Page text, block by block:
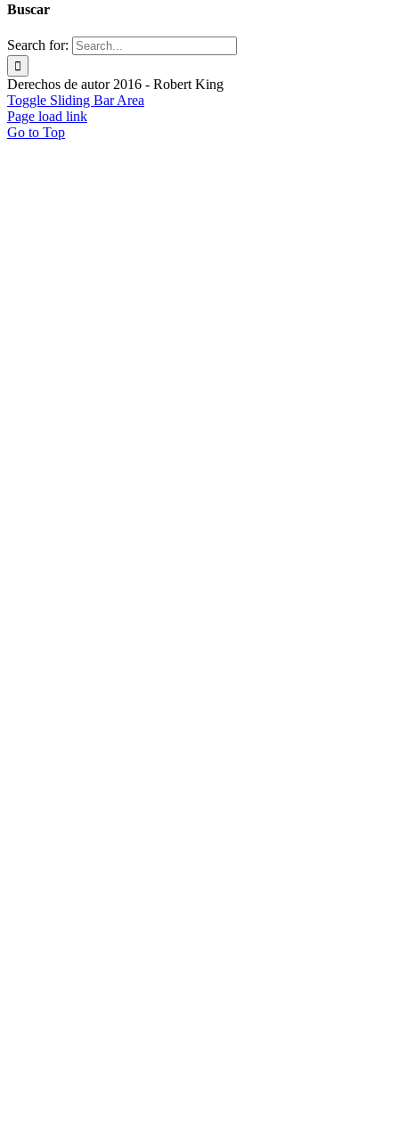
Buscar
Search for:
Derechos de autor 2016 - Robert King
Toggle Sliding Bar Area
Page load link
Go to Top